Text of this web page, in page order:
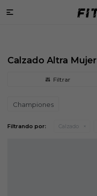

Calzado Altra Mujer
Championes
Filtrando por: Calzado